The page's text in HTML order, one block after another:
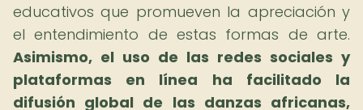
educativos que promueven la apreciación y
el entendimiento de estas formas de arte.
Asimismo, el uso de las redes sociales y
plataformas en línea ha facilitado la
difusión global de las danzas africanas,